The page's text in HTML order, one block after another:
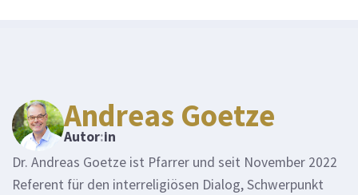
Andreas Goetze
Autor:in
Dr. Andreas Goetze ist Pfarrer und seit November 2022
Referent für den interreligiösen Dialog, Schwerpunkt